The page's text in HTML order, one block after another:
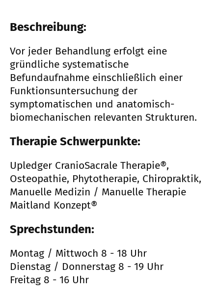
Beschreibung:
Vor jeder Behandlung erfolgt eine
gründliche systematische
Befundaufnahme einschließlich einer
Funktionsuntersuchung der
symptomatischen und anatomisch-
biomechanischen relevanten Strukturen.
Therapie Schwerpunkte:
Upledger CranioSacrale Therapie®,
Osteopathie, Phytotherapie, Chiropraktik,
Manuelle Medizin / Manuelle Therapie
Maitland Konzept®
Sprechstunden:
Montag / Mittwoch 8 - 18 Uhr
Dienstag / Donnerstag 8 - 19 Uhr
Freitag 8 - 16 Uhr